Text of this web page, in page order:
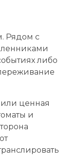
Рядом с
либо
ценная
и